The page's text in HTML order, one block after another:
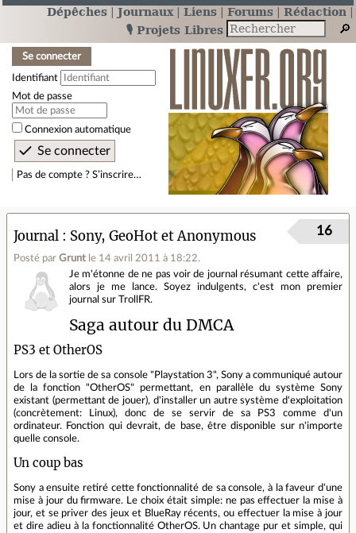
Dépêches Journaux Liens Forums
Rédaction
🎙️ Projets Libres
Se connecter
Identifiant
Mot de passe
Connexion automatique
Pas de compte ? S’inscrire…
Journal Sony, GeoHot et Anonymous
Posté par Grunt le 14 avril 2011 à 18:22.
16
Je m'étonne de ne pas voir de journal résumant cette affaire,
alors je me lance. Soyez indulgents, c'est mon premier
journal sur TrollFR.
Saga autour du DMCA
PS3 et OtherOS
Lors de la sortie de sa console "Playstation 3", Sony a communiqué autour
de la fonction "OtherOS" permettant, en parallèle du système Sony
existant (permettant de jouer), d'installer un autre système d'exploitation
(concrètement: Linux), donc de se servir de sa PS3 comme d'un
ordinateur. Fonction qui devrait, de base, être disponible sur n'importe
quelle console.
Un coup bas
Sony a ensuite retiré cette fonctionnalité de sa console, à la faveur d'une
mise à jour du firmware. Le choix était simple: ne pas effectuer la mise à
jour, et se priver des jeux et BlueRay récents, ou effectuer la mise à jour
et dire adieu à la fonctionnalité OtherOS. Un chantage pur et simple, qui